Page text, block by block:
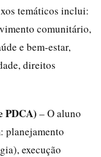
temáticos inclui:
comunitário,
e bem-estar,
direitos
PDCA) – O aluno
planejamento
execução